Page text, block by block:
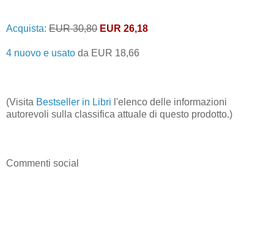
Acquista: EUR 30,80 EUR 26,18
4 nuovo e usato da EUR 18,66
(Visita Bestseller in Libri l'elenco delle informazioni
autorevoli sulla classifica attuale di questo prodotto.)
Commenti social